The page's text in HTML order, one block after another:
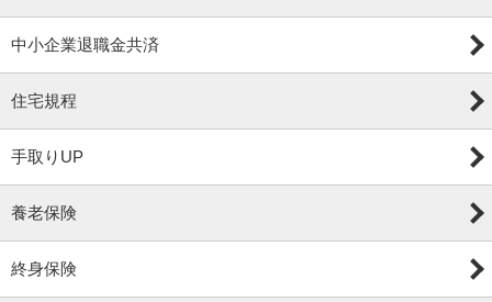
中小企業退職金共済
住宅規程
手取りUP
養老保険
終身保険